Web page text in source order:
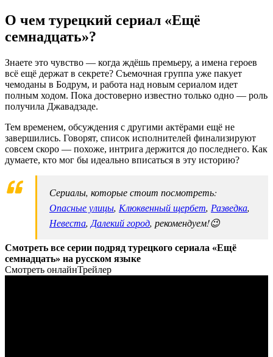
О чем турецкий сериал «Ещё
семнадцать»?
Знаете это чувство — когда ждёшь премьеру, а имена героев
всё ещё держат в секрете? Съемочная группа уже пакует
чемоданы в Бодрум, и работа над новым сериалом идет
полным ходом. Пока достоверно известно только одно — роль
получила Джавадзаде.
Тем временем, обсуждения с другими актёрами ещё не
завершились. Говорят, список исполнителей финализируют
совсем скоро — похоже, интрига держится до последнего. Как
думаете, кто мог бы идеально вписаться в эту историю?
Сериалы, которые стоит посмотреть:
Опасные улицы, Клюквенный щербет, Разведка,
Невеста, Далекий город, рекомендуем!😉
Смотреть все серии подряд турецкого сериала «Ещё
семнадцать» на русском языке
Смотреть онлайнТрейлер